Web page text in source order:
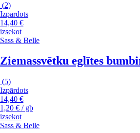
(2)
Izpārdots
14,40 €
izsekot
Sass & Belle
Ziemassvētku eglītes
(5)
Izpārdots
14,40 €
1,20 € / gb
izsekot
Sass & Belle